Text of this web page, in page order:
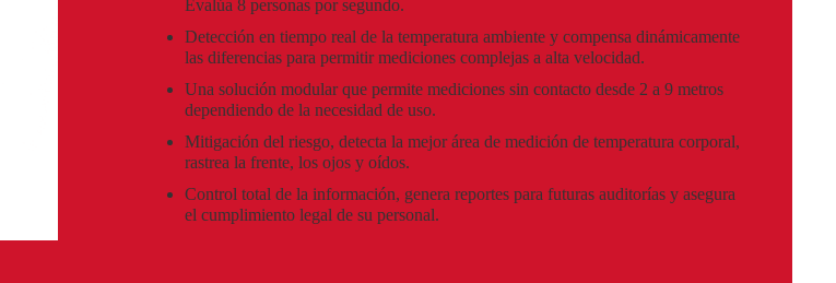
Evalúa 8 personas por segundo.
Detección en tiempo real de la temperatura ambiente y compensa dinámicamente
las diferencias para permitir mediciones complejas a alta velocidad.
Una solución modular que permite mediciones sin contacto desde 2 a 9 metros
dependiendo de la necesidad de uso.
Mitigación del riesgo, detecta la mejor área de medición de temperatura corporal,
rastrea la frente, los ojos y oídos.
Control total de la información, genera reportes para futuras auditorías y asegura
el cumplimiento legal de su personal.